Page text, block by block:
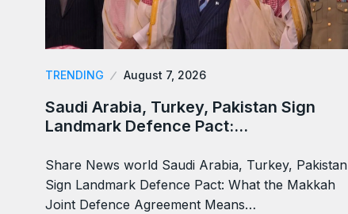
TRENDING August 7, 2026
Saudi Arabia, Turkey, Pakistan Sign
Landmark Defence Pact:…
Share News world Saudi Arabia, Turkey, Pakistan
Sign Landmark Defence Pact: What the Makkah
Joint Defence Agreement Means…